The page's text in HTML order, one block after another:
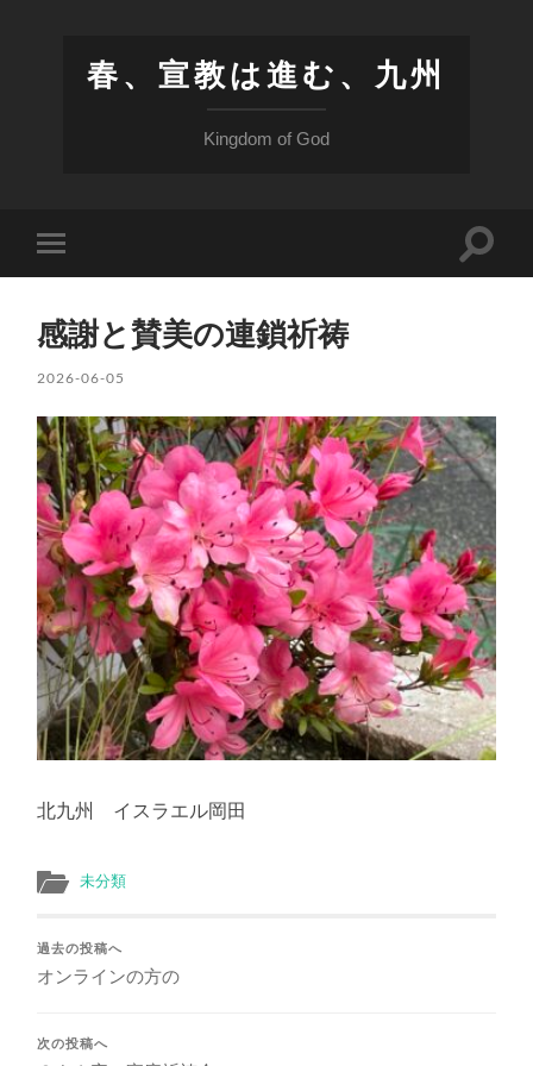
春、宣教は進む、九州
Kingdom of God
モ
バ
ル
メ
ニ
ュ
を
切
り
替
え
る
検
り
替
え
る
感謝と賛美の連鎖祈祷
2026-06-05
北九州 イスラエル岡田
未分類
過去の投稿へ
オンラインの方の
次の投稿へ